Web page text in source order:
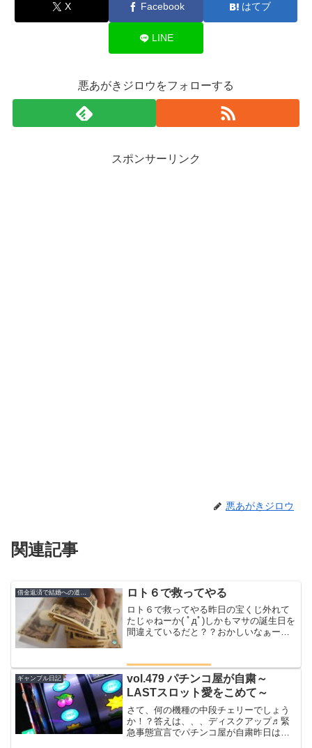
X Facebook はてブ
LINE
悪あがきジロウをフォローする
スポンサーリンク
悪あがきジロウ
関連記事
ロト６で救ってやる
ロト６で救ってやる昨日の宝くじ外れて
たじゃねーか( ﾟдﾟ)しかもマサの誕生日を
間違えているだと？？おかしいなぁーメ
けがないよなまったく(´・ω・`)まぁいっ
か俺にはまだ...
ギャンブル日記
vol.479 パチンコ屋が自粛～
LASTスロット愛をこめて～
さて、何の機種の中段チェリーでしょう
か！？答えは、、、ディスクアップ♬緊
急事態宣言でパチンコ屋が自粛昨日は夜